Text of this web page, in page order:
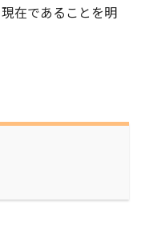
在であることを明